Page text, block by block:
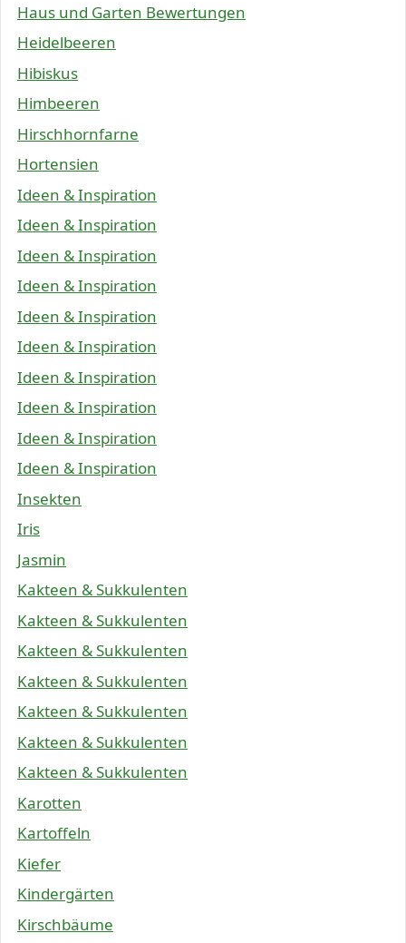
Haus und Garten Bewertungen
Heidelbeeren
Hibiskus
Himbeeren
Hirschhornfarne
Hortensien
Ideen & Inspiration
Ideen & Inspiration
Ideen & Inspiration
Ideen & Inspiration
Ideen & Inspiration
Ideen & Inspiration
Ideen & Inspiration
Ideen & Inspiration
Ideen & Inspiration
Ideen & Inspiration
Insekten
Iris
Jasmin
Kakteen & Sukkulenten
Kakteen & Sukkulenten
Kakteen & Sukkulenten
Kakteen & Sukkulenten
Kakteen & Sukkulenten
Kakteen & Sukkulenten
Kakteen & Sukkulenten
Karotten
Kartoffeln
Kiefer
Kindergärten
Kirschbäume